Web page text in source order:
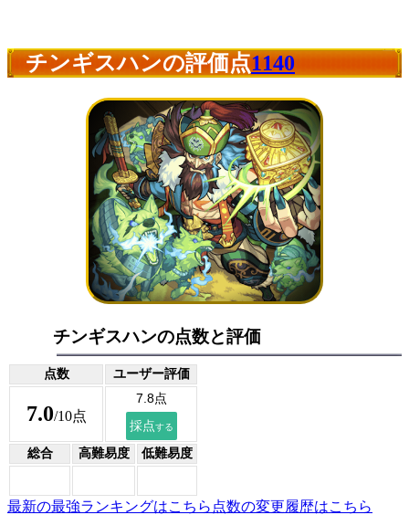
チンギスハンの評価点1140
チンギスハンの点数と評価
点数 ユーザー評価
7.0/10点
総合 高難易度 低難易度
最新の最強ランキングはこちら 点数の変更履歴はこちら